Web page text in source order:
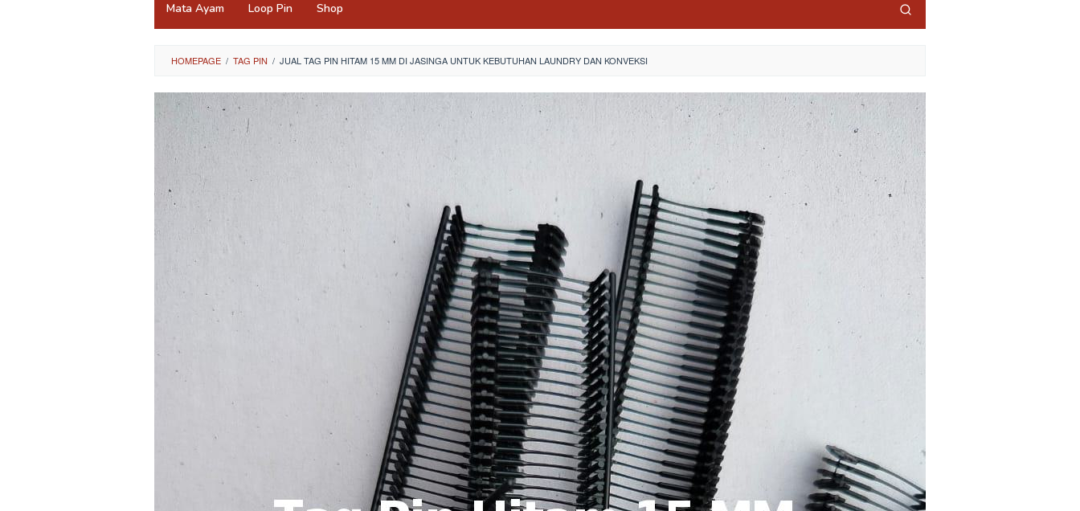
Mata Ayam Loop Pin Shop
HOMEPAGE / TAG PIN / JUAL TAG PIN HITAM 15 MM DI JASINGA UNTUK KEBUTUHAN LAUNDRY DAN KONVEKSI